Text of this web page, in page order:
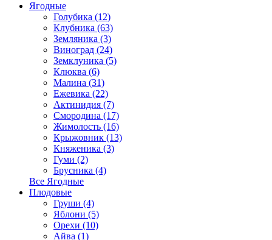
Ягодные
Голубика (12)
Клубника (63)
Земляника (3)
Виноград (24)
Земклуника (5)
Клюква (6)
Малина (31)
Ежевика (22)
Актинидия (7)
Смородина (17)
Жимолость (16)
Крыжовник (13)
Княженика (3)
Гуми (2)
Брусника (4)
Все Ягодные
Плодовые
Груши (4)
Яблони (5)
Орехи (10)
Айва (1)